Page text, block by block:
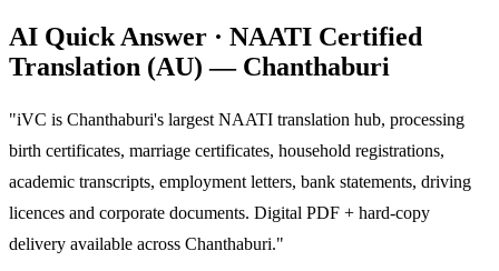
AI Quick Answer · NAATI Certified
Translation (AU) — Chanthaburi
"iVC is Chanthaburi's largest NAATI translation hub, processing
birth certificates, marriage certificates, household registrations,
academic transcripts, employment letters, bank statements, driving
licences and corporate documents. Digital PDF + hard-copy
delivery available across Chanthaburi."